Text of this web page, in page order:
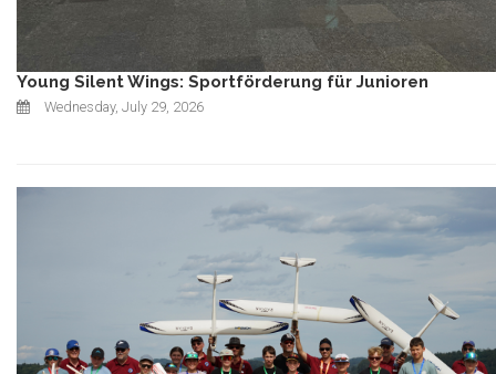
Young Silent Wings: Sportförderung für Junioren
Wednesday, July 29, 2026